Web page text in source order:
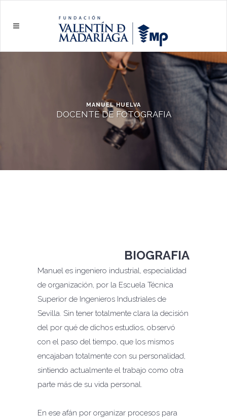
MANUEL HUELVA
DOCENTE DE FOTOGRAFIA
BIOGRAFIA
Manuel es ingeniero industrial, especialidad
de organización, por la Escuela Técnica
Superior de Ingenieros Industriales de
Sevilla. Sin tener totalmente clara la decisión
del por qué de dichos estudios, observó
con el paso del tiempo, que los mismos
encajaban totalmente con su personalidad,
sintiendo actualmente el trabajo como otra
parte más de su vida personal.
En ese afán por organizar procesos para